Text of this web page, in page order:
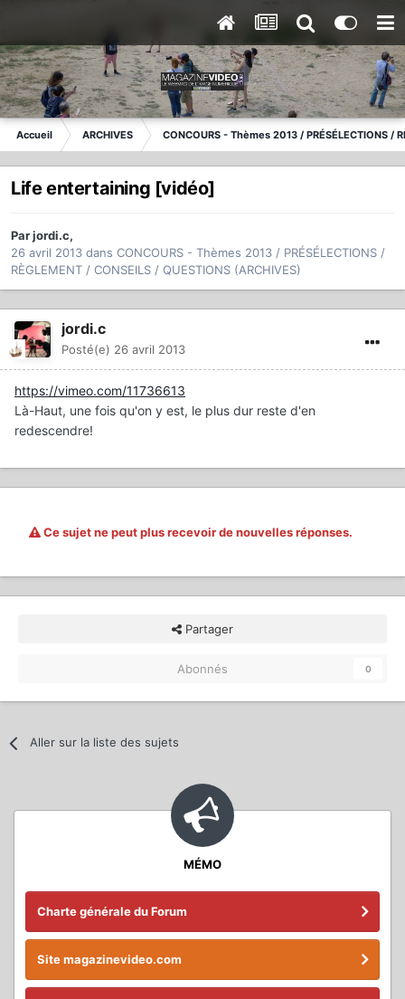
Accueil ARCHIVES CONCOURS - Thèmes 2013 / PRÉSÉLECTIONS /
Life entertaining [vidéo]
Parjordi.c,
26 avril 2013 dans CONCOURS - Thèmes 2013 / PRÉSÉLECTIONS /
RÈGLEMENT / CONSEILS / QUESTIONS (ARCHIVES)
jordi.c
Posté(e) 26 avril 2013
https://vimeo.com/11736613
Là-Haut, une fois qu'on y est, le plus dur reste d'en
redescendre!
Ce sujet ne peut plus recevoir de nouvelles réponses.
Partager
Abonnés 0
Aller sur la liste des sujets
MÉMO
Charte générale du Forum
Site magazinevideo.com